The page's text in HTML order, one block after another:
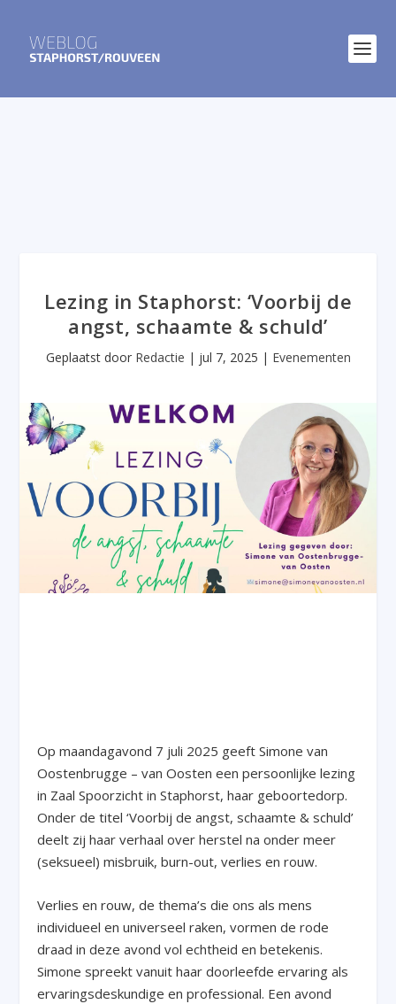
Lezing in Staphorst: ‘Voorbij de
angst, schaamte & schuld’
Geplaatst door Redactie | jul 7, 2025 | Evenementen
Op maandagavond 7 juli 2025 geeft Simone van
Oostenbrugge – van Oosten een persoonlijke lezing
in Zaal Spoorzicht in Staphorst, haar geboortedorp.
Onder de titel ‘Voorbij de angst, schaamte & schuld’
deelt zij haar verhaal over herstel na onder meer
(seksueel) misbruik, burn-out, verlies en rouw.
Verlies en rouw, de thema’s die ons als mens
individueel en universeel raken, vormen de rode
draad in deze avond vol echtheid en betekenis.
Simone spreekt vanuit haar doorleefde ervaring als
ervaringsdeskundige en professional. Een avond